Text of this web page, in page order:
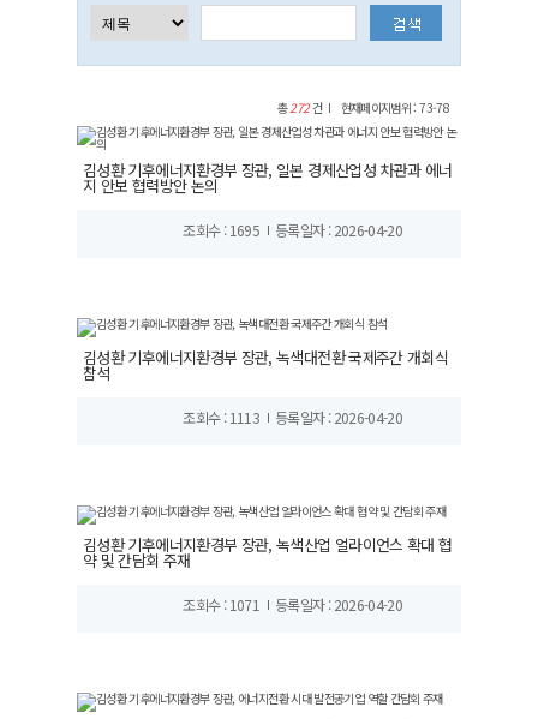
총272건 현재페이지범위 : 73-78
김성환 기후에너지환경부 장관, 일본 경제산업성 차관과 에너
지 안보 협력방안 논의
조회수 : 1695 등록일자 : 2026-04-20
김성환 기후에너지환경부 장관, 녹색대전환 국제주간 개회식
참석
조회수 : 1113 등록일자 : 2026-04-20
김성환 기후에너지환경부 장관, 녹색산업 얼라이언스 확대 협
약 및 간담회 주재
조회수 : 1071 등록일자 : 2026-04-20